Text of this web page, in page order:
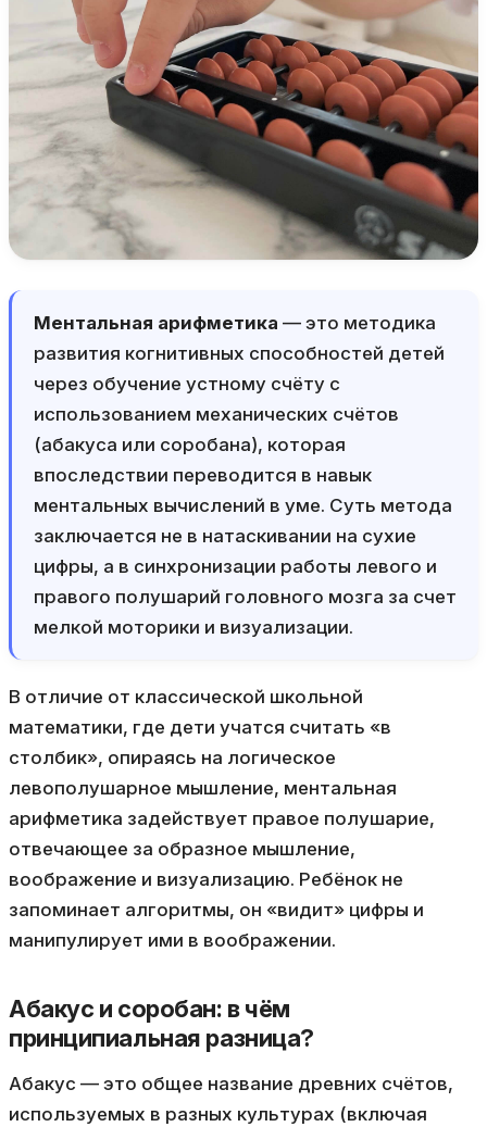
Ментальная арифметика — это методика
развития когнитивных способностей детей
через обучение устному счёту с
использованием механических счётов
(абакуса или соробана), которая
впоследствии переводится в навык
ментальных вычислений в уме. Суть метода
заключается не в натаскивании на сухие
цифры, а в синхронизации работы левого и
правого полушарий головного мозга за счет
мелкой моторики и визуализации.
В отличие от классической школьной
математики, где дети учатся считать «в
столбик», опираясь на логическое
левополушарное мышление, ментальная
арифметика задействует правое полушарие,
отвечающее за образное мышление,
воображение и визуализацию. Ребёнок не
запоминает алгоритмы, он «видит» цифры и
манипулирует ими в воображении.
Абакус и соробан: в чём
принципиальная разница?
Абакус — это общее название древних счётов,
используемых в разных культурах (включая